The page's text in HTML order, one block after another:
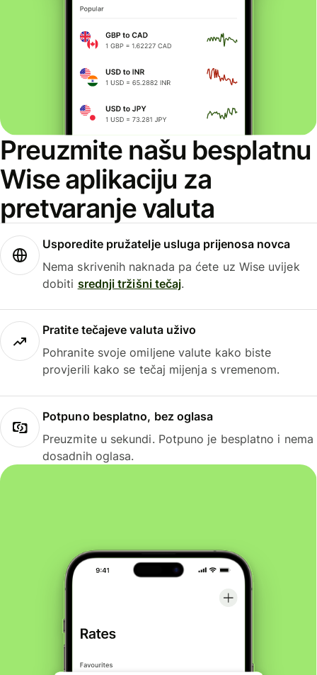
Preuzmite našu besplatnu
Wise aplikaciju za
pretvaranje valuta
Usporedite pružatelje usluga prijenosa novca
Nema skrivenih naknada pa ćete uz Wise uvijek
dobiti srednji tržišni tečaj.
Pratite tečajeve valuta uživo
Pohranite svoje omiljene valute kako biste
provjerili kako se tečaj mijenja s vremenom.
Potpuno besplatno, bez oglasa
Preuzmite u sekundi. Potpuno je besplatno i nema
dosadnih oglasa.